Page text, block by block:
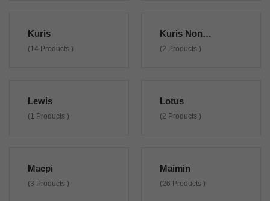
Kuris
(14 Products )
Kuris Non Originali
(2 Products )
Lewis
(1 Products )
Lotus
(2 Products )
Macpi
(3 Products )
Maimin
(26 Products )